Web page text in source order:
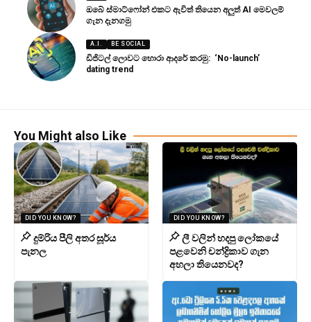
ඔබේ ස්මාට්ෆෝන් එකට ඇවිත් තියෙන අලුත් AI මෙවලම්
ගැන දැනගමු
A.I. BE SOCIAL
ඩිජිටල් ලොවට හොරා ආදරේ කරමු: ‘No-launch’
dating trend
You Might also Like
DID YOU KNOW?
දුම්රිය පීලි අතර සූර්ය
පැනල
DID YOU KNOW?
ලී වලින් හදපු ලෝකයේ
පළවෙනි චන්ද්‍රිකාව ගැන
අහලා තියෙනවද?